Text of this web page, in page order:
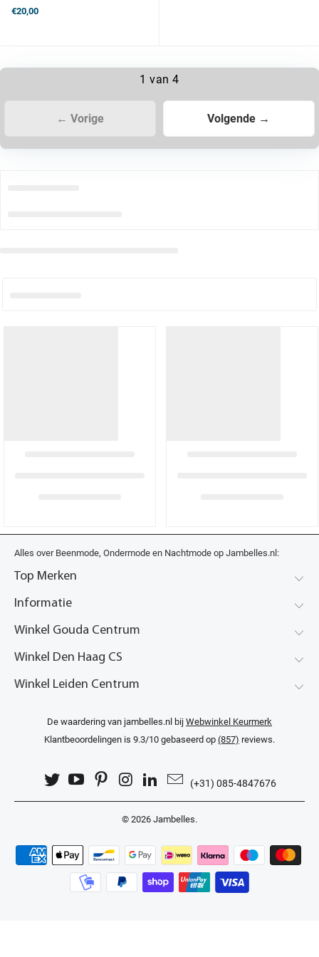
€20,00
1 van 4
← Vorige Volgende →
Alles over Beenmode, Ondermode en Nachtmode op Jambelles.nl:
Top Merken
Informatie
Winkel Gouda Centrum
Winkel Den Haag CS
Winkel Leiden Centrum
De waardering van jambelles.nl bij Webwinkel Keurmerk
Klantbeoordelingen is 9.3/10 gebaseerd op (857) reviews.
(+31) 085-4847676
© 2026 Jambelles.